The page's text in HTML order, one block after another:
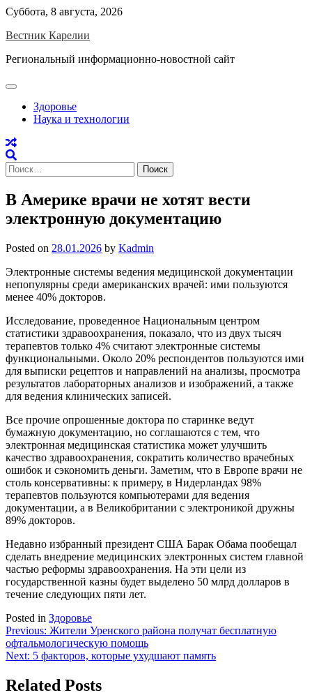
Skip
content
Суббота, 8 августа, 2026
Вестник Карелии
Региональный информационно-новостной сайт
Здоровье
Наука и технологии
Найти:
В Америке врачи не хотят вести
электронную документацию
Posted on 28.01.2026 by Kadmin
Электронные системы ведения медицинской документации
непопулярны среди американских врачей: ими пользуются
менее 40% докторов.
Исследование, проведенное Национальным центром
статистики здравоохранения, показало, что из двух тысяч
терапевтов только 4% считают электронные системы
функциональными. Около 20% респондентов пользуются ими
для выписки рецептов и направлений на анализы, просмотра
результатов лабораторных анализов и изображений, а также
для ведения клинических записей.
Все прочие опрошенные доктора по старинке ведут
бумажную документацию, но соглашаются с тем, что
электронная медицинская статистика может улучшить
качество здравоохранения, сократить количество врачебных
ошибок и сэкономить деньги. Заметим, что в Европе врачи не
столь консервативны: к примеру, в Нидерландах 98%
терапевтов пользуются компьютерами для ведения
документации, а в Великобритании с электроникой дружны
89% докторов.
Недавно избранный президент США Барак Обама пообещал
сделать внедрение медицинских электронных систем главной
частью реформы здравоохранения. На эти цели из
государственной казны будет выделено 50 млрд долларов в
течение следующих пяти лет.
Posted in Здоровье
Навигация
по
Previous: Жители Уренского района получат бесплатную
офтальмологическую помощь
Next: 5 факторов, которые ухудшают память
Related Posts